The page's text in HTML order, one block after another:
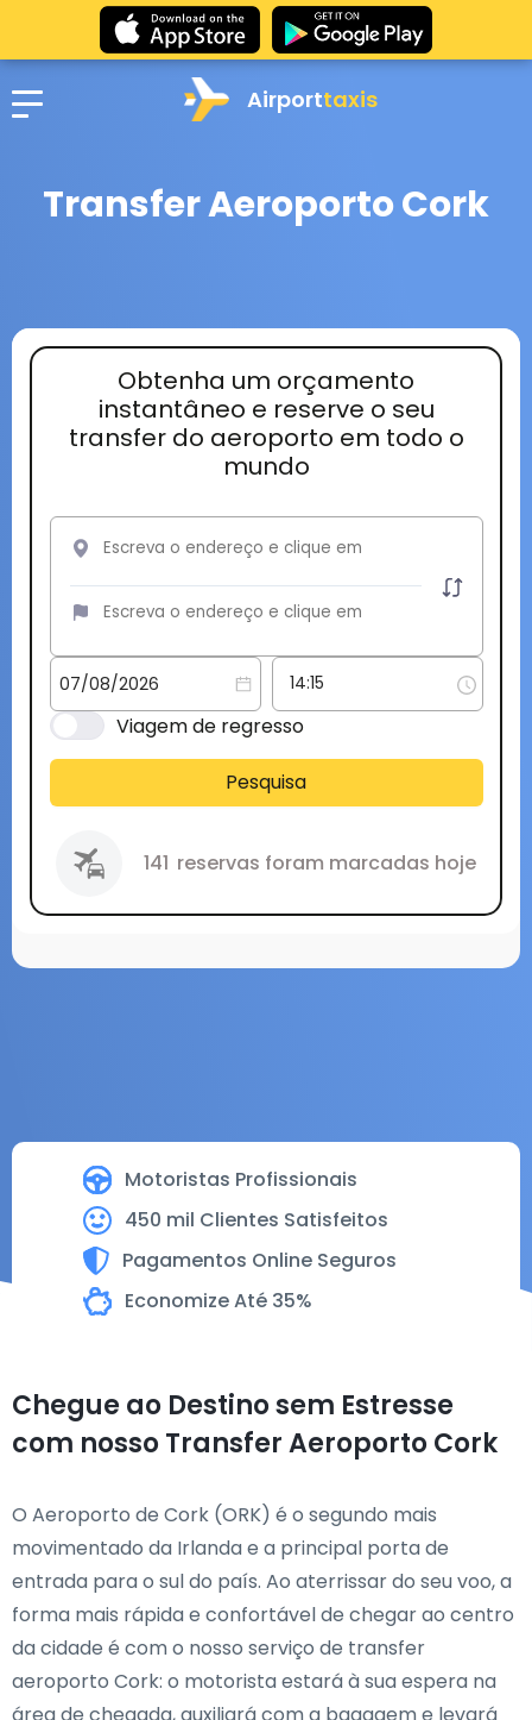
Airporttaxis
Transfer Aeroporto Cork
Motoristas Profissionais
450 mil Clientes Satisfeitos
Pagamentos Online Seguros
Economize Até 35%
Obtenha um orçamento
instantâneo e reserve o seu
transfer do aeroporto em todo o
mundo
Viagem de regresso
Pesquisa
141 reservas foram marcadas hoje
Chegue ao Destino sem Estresse
com nosso Transfer Aeroporto Cork
O Aeroporto de Cork (ORK) é o segundo mais
movimentado da Irlanda e a principal porta de
entrada para o sul do país. Ao aterrissar do seu voo, a
forma mais rápida e confortável de chegar ao centro
da cidade é com o nosso serviço de transfer
aeroporto Cork: o motorista estará à sua espera na